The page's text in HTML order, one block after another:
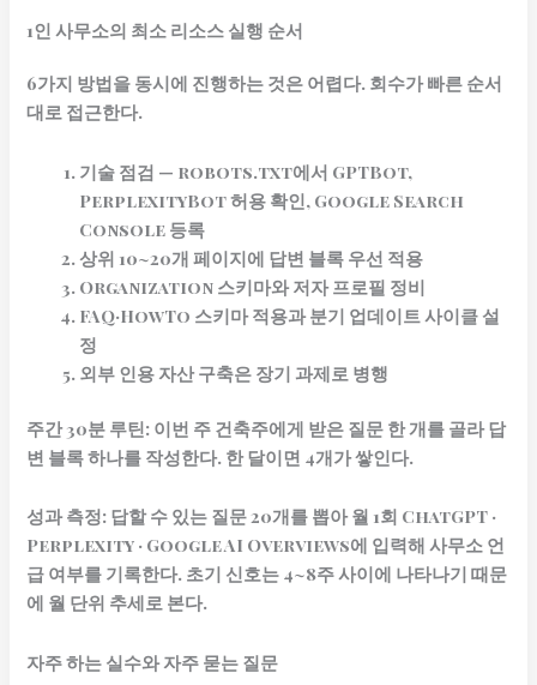
1인 사무소의 최소 리소스 실행 순서
6가지 방법을 동시에 진행하는 것은 어렵다. 회수가 빠른 순서
대로 접근한다.
기술 점검 — robots.txt에서 GPTBot,
PerplexityBot 허용 확인, Google Search
Console 등록
상위 10~20개 페이지에 답변 블록 우선 적용
Organization 스키마와 저자 프로필 정비
FAQ·HowTo 스키마 적용과 분기 업데이트 사이클 설
정
외부 인용 자산 구축은 장기 과제로 병행
주간 30분 루틴: 이번 주 건축주에게 받은 질문 한 개를 골라 답
변 블록 하나를 작성한다. 한 달이면 4개가 쌓인다.
성과 측정: 답할 수 있는 질문 20개를 뽑아 월 1회 ChatGPT ·
Perplexity · Google AI Overviews에 입력해 사무소 언
급 여부를 기록한다. 초기 신호는 4~8주 사이에 나타나기 때문
에 월 단위 추세로 본다.
자주 하는 실수와 자주 묻는 질문